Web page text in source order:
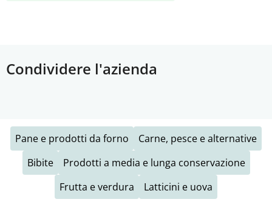
Condividere l'azienda
Pane e prodotti da forno
Carne, pesce e alternative
Bibite
Prodotti a media e lunga conservazione
Frutta e verdura
Latticini e uova